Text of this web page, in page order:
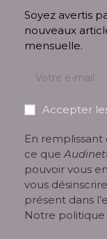
Soyez avertis
nouveaux
mensuelle.
Accepter
En
ce que
pouvoir vous
vous
présent dans
Notre